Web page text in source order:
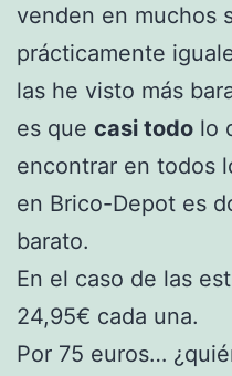
venden en muchos
prácticamente
las he visto más
es que casi todo lo
encontrar en todos
en Brico-Depot es
barato.
En el caso de las
24,95€ cada una.
Por 75 euros…